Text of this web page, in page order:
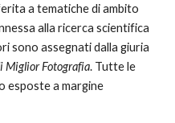
a tematiche di ambito
alla ricerca scientifica
sono assegnati dalla giuria
Miglior Fotografia. Tutte le
esposte a margine